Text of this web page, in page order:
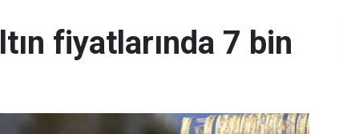
fiyatlarında 7 bin